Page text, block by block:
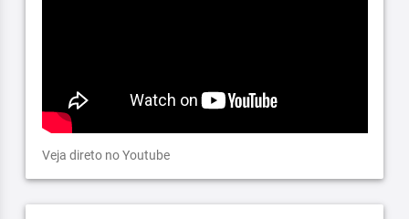
Veja direto no Youtube